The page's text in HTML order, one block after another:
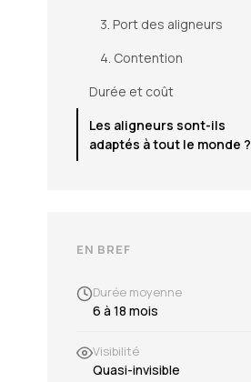
3. Port des aligneurs
4. Contention
Durée et coût
Les aligneurs sont-ils
adaptés à tout le monde ?
EN BREF
Durée moyenne
6 à 18 mois
Visibilité
Quasi-invisible